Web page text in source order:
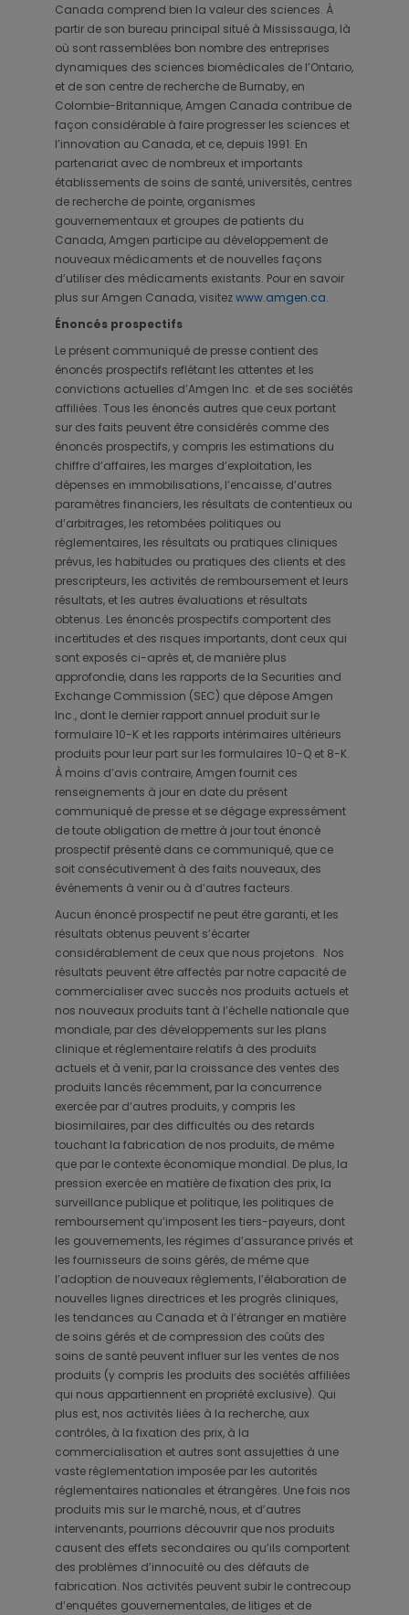
Canada comprend bien la valeur des sciences. À
partir de son bureau principal situé à Mississauga, là
où sont rassemblées bon nombre des entreprises
dynamiques des sciences biomédicales de l’Ontario,
et de son centre de recherche de Burnaby, en
Colombie-Britannique, Amgen Canada contribue de
façon considérable à faire progresser les sciences et
l’innovation au Canada, et ce, depuis 1991. En
partenariat avec de nombreux et importants
établissements de soins de santé, universités, centres
de recherche de pointe, organismes
gouvernementaux et groupes de patients du
Canada, Amgen participe au développement de
nouveaux médicaments et de nouvelles façons
d’utiliser des médicaments existants. Pour en savoir
plus sur Amgen Canada, visitezwww.amgen.ca.
Énoncés prospectifs
Le présent communiqué de presse contient des
énoncés prospectifs reflétant les attentes et les
convictions actuelles d’Amgen Inc. et de ses sociétés
affiliées. Tous les énoncés autres que ceux portant
sur des faits peuvent être considérés comme des
énoncés prospectifs, y compris les estimations du
chiffre d’affaires, les marges d’exploitation, les
dépenses en immobilisations, l’encaisse, d’autres
paramètres financiers, les résultats de contentieux ou
d’arbitrages, les retombées politiques ou
réglementaires, les résultats ou pratiques cliniques
prévus, les habitudes ou pratiques des clients et des
prescripteurs, les activités de remboursement et leurs
résultats, et les autres évaluations et résultats
obtenus. Les énoncés prospectifs comportent des
incertitudes et des risques importants, dont ceux qui
sont exposés ci-après et, de manière plus
approfondie, dans les rapports de la Securities and
Exchange Commission (SEC) que dépose Amgen
Inc., dont le dernier rapport annuel produit sur le
formulaire 10-K et les rapports intérimaires ultérieurs
produits pour leur part sur les formulaires 10-Q et 8-K.
À moins d’avis contraire, Amgen fournit ces
renseignements à jour en date du présent
communiqué de presse et se dégage expressément
de toute obligation de mettre à jour tout énoncé
prospectif présenté dans ce communiqué, que ce
soit consécutivement à des faits nouveaux, des
événements à venir ou à d’autres facteurs.
Aucun énoncé prospectif ne peut être garanti, et les
résultats obtenus peuvent s’écarter
considérablement de ceux que nous projetons. Nos
résultats peuvent être affectés par notre capacité de
commercialiser avec succès nos produits actuels et
nos nouveaux produits tant à l’échelle nationale que
mondiale, par des développements sur les plans
clinique et réglementaire relatifs à des produits
actuels et à venir, par la croissance des ventes des
produits lancés récemment, par la concurrence
exercée par d’autres produits, y compris les
biosimilaires, par des difficultés ou des retards
touchant la fabrication de nos produits, de même
que par le contexte économique mondial. De plus, la
pression exercée en matière de fixation des prix, la
surveillance publique et politique, les politiques de
remboursement qu’imposent les tiers-payeurs, dont
les gouvernements, les régimes d’assurance privés et
les fournisseurs de soins gérés, de même que
l’adoption de nouveaux règlements, l’élaboration de
nouvelles lignes directrices et les progrès cliniques,
les tendances au Canada et à l’étranger en matière
de soins gérés et de compression des coûts des
soins de santé peuvent influer sur les ventes de nos
produits (y compris les produits des sociétés affiliées
qui nous appartiennent en propriété exclusive). Qui
plus est, nos activités liées à la recherche, aux
contrôles, à la fixation des prix, à la
commercialisation et autres sont assujetties à une
vaste réglementation imposée par les autorités
réglementaires nationales et étrangères. Une fois nos
produits mis sur le marché, nous, et d’autres
intervenants, pourrions découvrir que nos produits
causent des effets secondaires ou qu’ils comportent
des problèmes d’innocuité ou des défauts de
fabrication. Nos activités peuvent subir le contrecoup
d’enquêtes gouvernementales, de litiges et de